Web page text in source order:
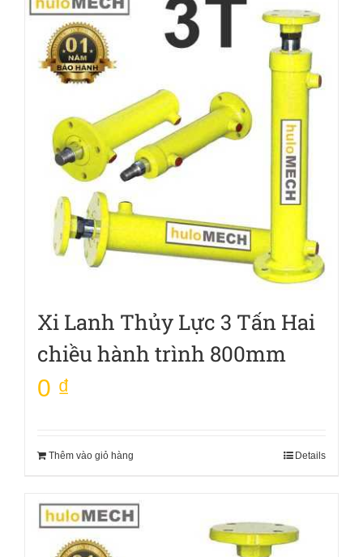
Xi Lanh Thủy Lực 3 Tấn Hai
chiều hành trình 800mm
0 ₫
Thêm vào giỏ hàng Details